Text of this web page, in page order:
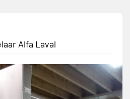
Alfa Laval